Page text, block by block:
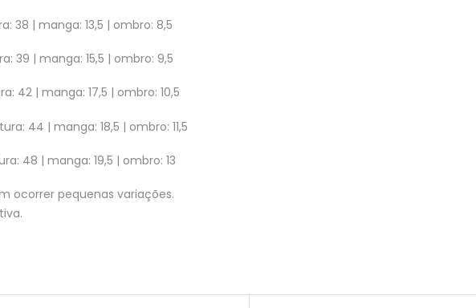
38 | manga: 13,5 | ombro: 8,5
39 | manga: 15,5 | ombro: 9,5
42 | manga: 17,5 | ombro: 10,5
44 | manga: 18,5 | ombro: 11,5
48 | manga: 19,5 | ombro: 13
ocorrer pequenas variações.